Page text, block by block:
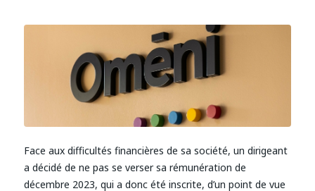
Face aux difficultés financières de sa société, un dirigeant
a décidé de ne pas se verser sa rémunération de
décembre 2023, qui a donc été inscrite, d’un point de vue